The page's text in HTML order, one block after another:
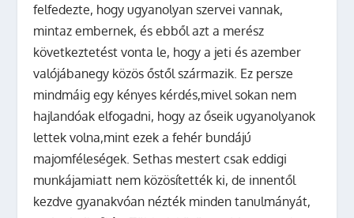
felfedezte, hogy ugyanolyan szervei vannak,
mintaz embernek, és ebből azt a merész
következtetést vonta le, hogy a jeti és azember
valójábanegy közös őstől származik. Ez persze
mindmáig egy kényes kérdés,mivel sokan nem
hajlandóak elfogadni, hogy az őseik ugyanolyanok
lettek volna,mint ezek a fehér bundájú
majomféleségek. Sethas mestert csak eddigi
munkájamiatt nem közösítették ki, de innentől
kezdve gyanakvóan nézték minden tanulmányát,